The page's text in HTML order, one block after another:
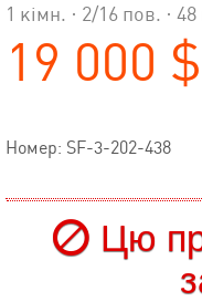
1 кімн. · 2/16 пов. · 48
19 000 $
Номер: SF-3-202-438
Цю